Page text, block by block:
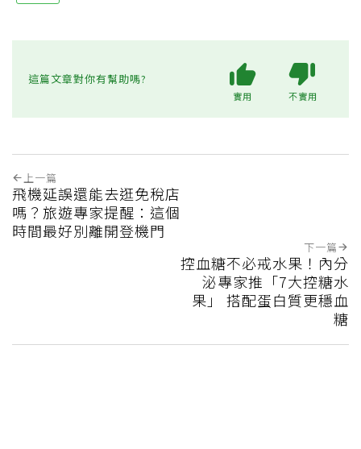
這篇文章對你有幫助嗎?
實用 不實用
上一篇
飛機延誤還能去逛免稅店
嗎？旅遊專家提醒：這個
時間最好別離開登機門
下一篇
控血糖不必戒水果！內分
泌專家推「7大控糖水
果」 搭配蛋白質更穩血
糖